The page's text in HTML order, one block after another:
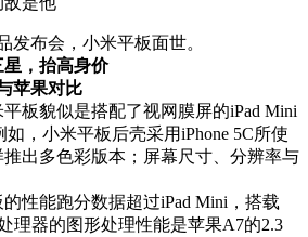
发布会，小米平板面世。
，抬高身价
苹果对比
板貌似是搭配了视网膜屏的iPad Mini
如，小米平板后壳采用iPhone 5C所使
出多色彩版本；屏幕尺寸、分辨率与
性能跑分数据超过iPad Mini，搭载
理器的图形处理性能是苹果A7的2.3